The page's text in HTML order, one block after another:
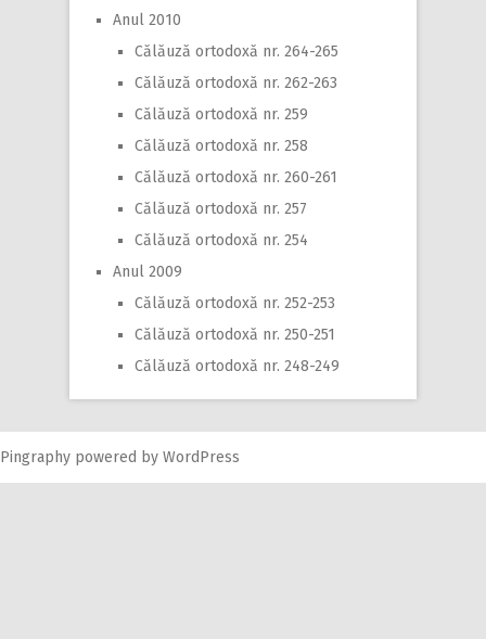
Anul 2010
Călăuză ortodoxă nr. 264-265
Călăuză ortodoxă nr. 262-263
Călăuză ortodoxă nr. 259
Călăuză ortodoxă nr. 258
Călăuză ortodoxă nr. 260-261
Călăuză ortodoxă nr. 257
Călăuză ortodoxă nr. 254
Anul 2009
Călăuză ortodoxă nr. 252-253
Călăuză ortodoxă nr. 250-251
Călăuză ortodoxă nr. 248-249
Pingraphy powered by WordPress